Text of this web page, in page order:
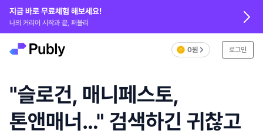
지금 바로 무료체험 해보세요!
나의 커리어 시작과 끝, 퍼블리
0원 로그인
"슬로건, 매니페스토,
톤앤매너…" 검색하긴 귀찮고